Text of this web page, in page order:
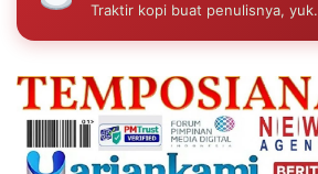
Traktir kopi buat penulisnya, yuk.